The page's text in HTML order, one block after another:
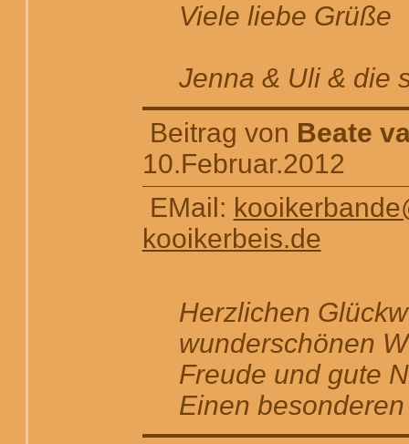
Viele liebe Grüße
Jenna & Uli & die
Beitrag von Beate
10.Februar.2012
EMail:
kooikerbeis.de
Herzlichen
wunderschönen
Freude und gute
Einen